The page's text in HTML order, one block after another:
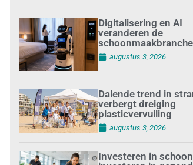
Digitalisering en AI
veranderen de
schoonmaakbranche
augustus 3, 2026
Dalende trend in
verbergt dreiging
plasticvervuiling
augustus 3, 2026
Investeren in